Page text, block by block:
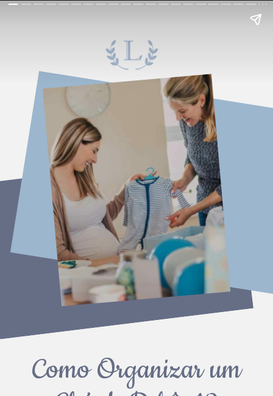
Como Organizar um